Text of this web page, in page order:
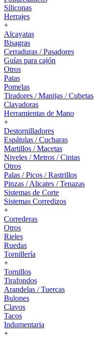
Siliconas
Herrajes
+
Alcayatas
Bisagras
Cerraduras / Pasadores
Guías para cajón
Otros
Patas
Pomelas
Tiradores / Manijas / Cubetas
Clavadoras
Herramientas de Mano
+
Destornilladores
Espátulas / Cucharas
Martillos / Macetas
Niveles / Metros / Cintas
Otros
Palas / Picos / Rastrillos
Pinzas / Alicates / Tenazas
Sistemas de Corte
Sistemas Corredizos
+
Correderas
Otros
Rieles
Ruedas
Tornillería
+
Tornillos
Tirafondos
Arandelas / Tuercas
Bulones
Clavos
Tacos
Indumentaria
+